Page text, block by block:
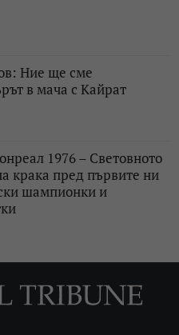
Ние ще сме
в мача с Кайрат
1976 – Световното
крака пред първите ни
шампионки и